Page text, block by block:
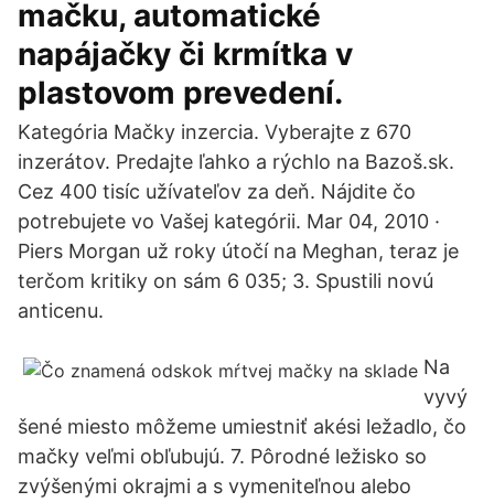
mačku, automatické
napájačky či krmítka v
plastovom prevedení.
Kategória Mačky inzercia. Vyberajte z 670
inzerátov. Predajte ľahko a rýchlo na Bazoš.sk.
Cez 400 tisíc užívateľov za deň. Nájdite čo
potrebujete vo Vašej kategórii. Mar 04, 2010 ·
Piers Morgan už roky útočí na Meghan, teraz je
terčom kritiky on sám 6 035; 3. Spustili novú
anticenu.
Na
vyvý
šené miesto môžeme umiestniť akési ležadlo, čo
mačky veľmi obľubujú. 7. Pôrodné ležisko so
zvýšenými okrajmi a s vymeniteľnou alebo